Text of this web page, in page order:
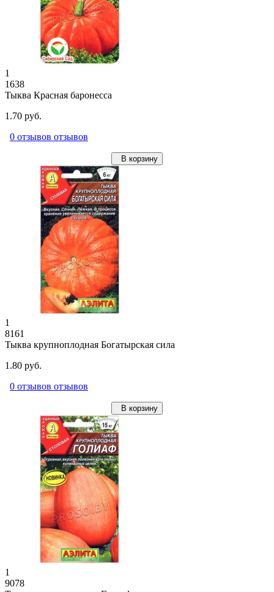
1
1638
Тыква Красная баронесса
1.70 руб.
0 отзывов отзывов
В корзину
1
8161
Тыква крупноплодная Богатырская сила
1.80 руб.
0 отзывов отзывов
В корзину
1
9078